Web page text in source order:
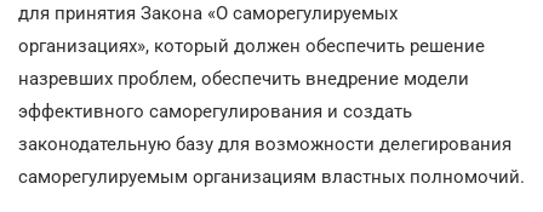
для принятия Закона «О саморегулируемых
организациях», который должен обеспечить решение
назревших проблем, обеспечить внедрение модели
эффективного саморегулирования и создать
законодательную базу для возможности делегирования
саморегулируемым организациям властных полномочий.